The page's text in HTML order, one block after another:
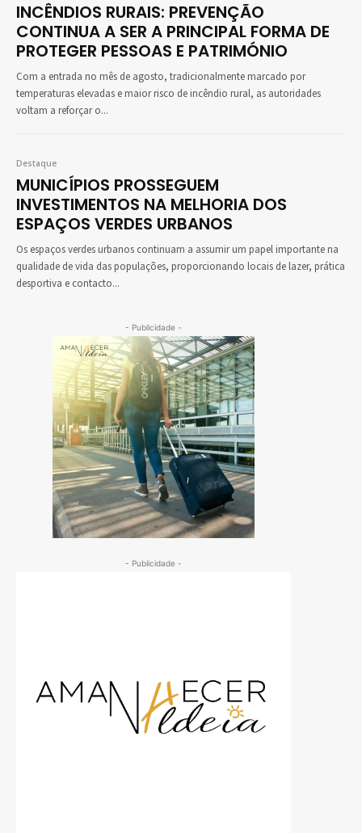
INCÊNDIOS RURAIS: PREVENÇÃO
CONTINUA A SER A PRINCIPAL FORMA DE
PROTEGER PESSOAS E PATRIMÓNIO
Com a entrada no mês de agosto, tradicionalmente marcado por
temperaturas elevadas e maior risco de incêndio rural, as autoridades
voltam a reforçar o...
Destaque
MUNICÍPIOS PROSSEGUEM
INVESTIMENTOS NA MELHORIA DOS
ESPAÇOS VERDES URBANOS
Os espaços verdes urbanos continuam a assumir um papel importante na
qualidade de vida das populações, proporcionando locais de lazer, prática
desportiva e contacto...
- Publicidade -
- Publicidade -